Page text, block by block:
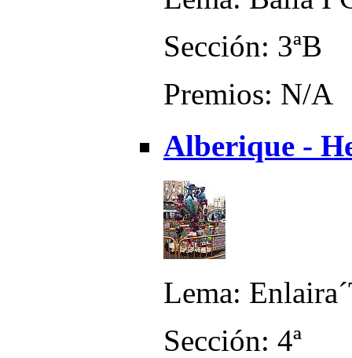
Sección: 3ªB
Premios: N/A
Alberique -
Lema:
Sección: 4ª